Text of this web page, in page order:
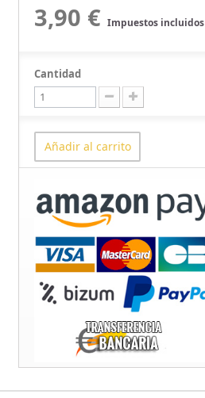
3,90 € Impuestos incluidos
Cantidad
Añadir al carrito